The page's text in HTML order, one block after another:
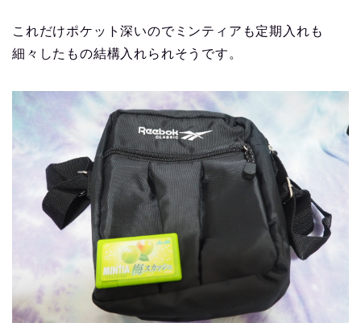
これだけポケット深いのでミンティアも定期入れも
細々したもの結構入れられそうです。